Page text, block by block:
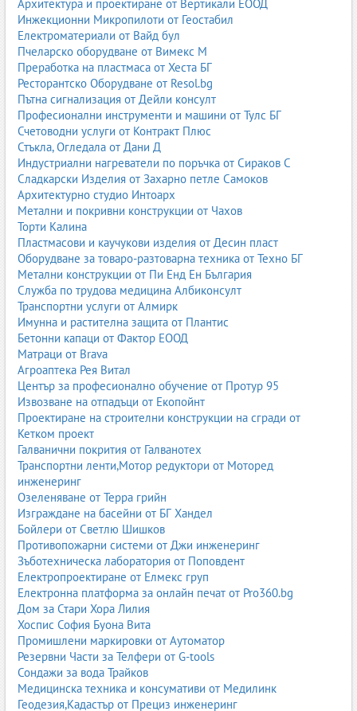
Архитектура и проектиране от Вертикали ЕООД
Инжекционни Микропилоти от Геостабил
Електроматериали от Вайд бул
Пчеларско оборудване от Вимекс М
Преработка на пластмаса от Хеста БГ
Ресторантско Оборудване от Resol.bg
Пътна сигнализация от Дейли консулт
Професионални инструменти и машини от Тулс БГ
Счетоводни услуги от Контракт Плюс
Стъкла, Огледала от Дани Д
Индустриални нагреватели по поръчка от Сираков С
Сладкарски Изделия от Захарно петле Самоков
Архитектурно студио Интоарх
Метални и покривни конструкции от Чахов
Торти Калина
Пластмасови и каучукови изделия от Десин пласт
Оборудване за товаро-разтоварна техника от Техно БГ
Метални конструкции от Пи Енд Ен България
Служба по трудова медицина Албиконсулт
Транспортни услуги от Алмирк
Имунна и растителна защита от Плантис
Бетонни капаци от Фактор ЕООД
Матраци от Brava
Агроаптека Рея Витал
Център за професионално обучение от Протур 95
Извозване на отпадъци от Екопойнт
Проектиране на строителни конструкции на сгради от
Кетком проект
Галванични покрития от Галванотех
Транспортни ленти,Мотор редуктори от Моторед
инженеринг
Озеленяване от Терра грийн
Изграждане на басейни от БГ Хандел
Бойлери от Светлю Шишков
Противопожарни системи от Джи инженеринг
Зъботехническа лаборатория от Поповдент
Електропроектиране от Елмекс груп
Електронна платформа за онлайн печат от Pro360.bg
Дом за Стари Хора Лилия
Хоспис София Буона Вита
Промишлени маркировки от Аутоматор
Резервни Части за Телфери от G-tools
Сондажи за вода Трайков
Медицинска техника и консумативи от Медилинк
Геодезия,Кадастър от Прециз инженеринг